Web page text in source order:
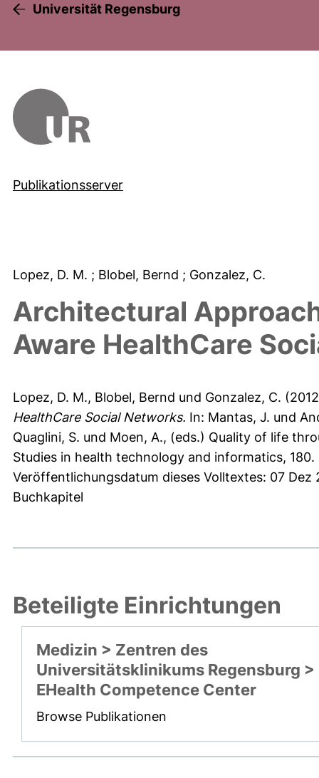
Universität Regensburg
Publikationsserver
Lopez, D. M. ; Blobel, Bernd ; Gonzalez, C.
Architectural
Aware HealthCare
Lopez, D. M., Blobel, Bernd und Gonzalez, C.
HealthCare Social Networks. In: Mantas, J. und
Quaglini, S. und Moen, A., (eds.) Quality of life
Studies in health technology and informatics, 180.
Veröffentlichungsdatum dieses Volltextes: 07 Dez
Buchkapitel
Beteiligte Einrichtungen
Medizin > Zentren des
Universitätsklinikums Regensburg >
EHealth Competence Center
Browse Publikationen